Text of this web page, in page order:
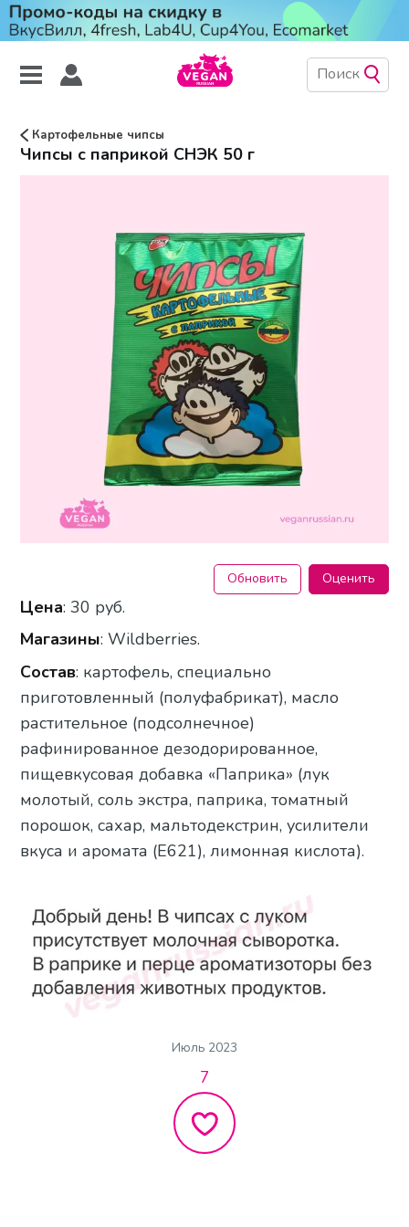
Картофельные чипсы
Чипсы с паприкой СНЭК 50 г
Обновить Оценить
Цена: 30 руб.
Магазины: Wildberries.
Состав: картофель, специально
приготовленный (полуфабрикат), масло
растительное (подсолнечное)
рафинированное дезодорированное,
пищевкусовая добавка «Паприка» (лук
молотый, соль экстра, паприка, томатный
порошок, сахар, мальтодекстрин, усилители
вкуса и аромата (Е621), лимонная кислота).
Июль 2023
7